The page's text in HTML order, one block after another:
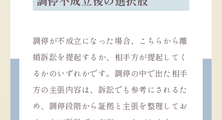
調停が不成立になった場合、こちらから離
婚訴訟を提起するか、相手方が提起してく
るかのいずれかです。調停の中で出た相手
方の主張内容は、訴訟でも参考にされるた
め、調停段階から証拠と主張を整理してお